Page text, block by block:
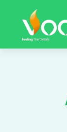
Estudo